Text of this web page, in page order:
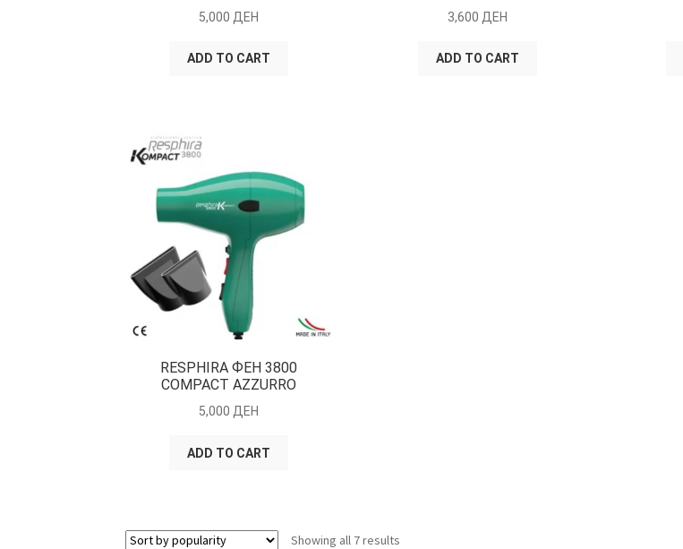
5,000 ДЕН
ADD TO CART
3,600 ДЕН
ADD TO CART
RESPHIRA ФЕН 3800
COMPACT AZZURRO
5,000 ДЕН
ADD TO CART
Showing all 7 results